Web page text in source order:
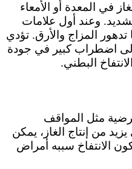
في المعدة أو الأمعاء
وعند أول علامات
المزاج والأرق. تؤدي
اضطراب كبير في جودة
البطني.
مثل المواقف
يزيد من إنتاج الغاز، يمكن
الانتفاخ سببه أمراض